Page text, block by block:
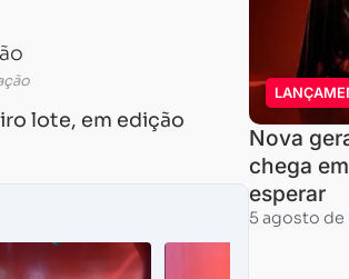
lote, em edição
Nova
chega
esperar
5 agosto de